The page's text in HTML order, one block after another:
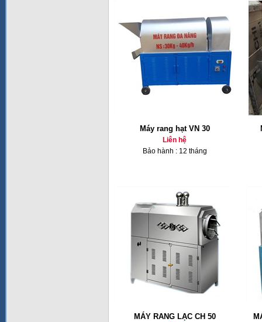
Máy rang hạt VN 30
Liên hệ
Bảo hành : 12 tháng
MÁY RANG LẠC CH 50